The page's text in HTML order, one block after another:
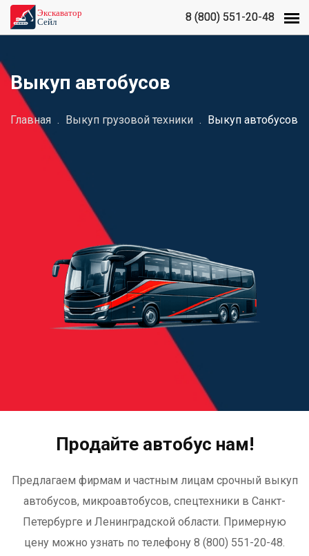
8 (800) 551-20-48
8 (800) 551-20-48
Выкуп автобусов
Главная . Выкуп грузовой техники . Выкуп автобусов
Продайте автобус нам!
Предлагаем фирмам и частным лицам срочный выкуп
автобусов, микроавтобусов, спецтехники в Санкт-
Петербурге и Ленинградской области. Примерную
цену можно узнать по телефону 8 (800) 551-20-48.